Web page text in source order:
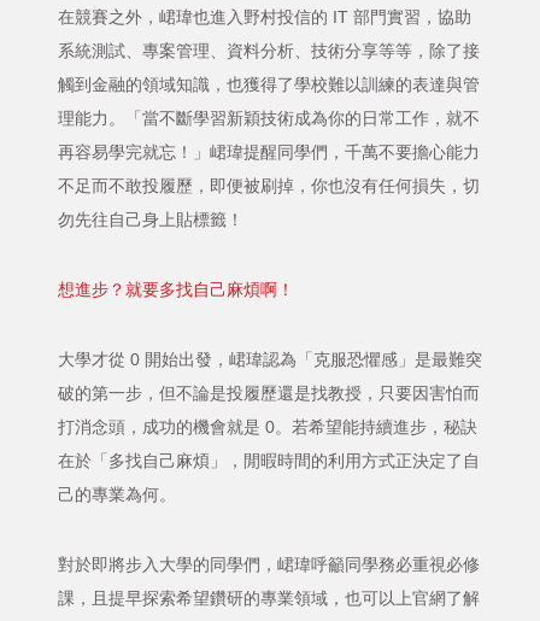
在競賽之外，峮瑋也進入野村投信的 IT 部門實習，協助
系統測試、專案管理、資料分析、技術分享等等，除了接
觸到金融的領域知識，也獲得了學校難以訓練的表達與管
理能力。「當不斷學習新穎技術成為你的日常工作，就不
再容易學完就忘！」峮瑋提醒同學們，千萬不要擔心能力
不足而不敢投履歷，即便被刷掉，你也沒有任何損失，切
勿先往自己身上貼標籤！
想進步？就要多找自己麻煩啊！
大學才從 0 開始出發，峮瑋認為「克服恐懼感」是最難突
破的第一步，但不論是投履歷還是找教授，只要因害怕而
打消念頭，成功的機會就是 0。若希望能持續進步，秘訣
在於「多找自己麻煩」，閒暇時間的利用方式正決定了自
己的專業為何。
對於即將步入大學的同學們，峮瑋呼籲同學務必重視必修
課，且提早探索希望鑽研的專業領域，也可以上官網了解